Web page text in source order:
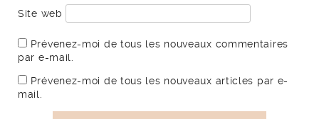
Site web
Prévenez-moi de tous les nouveaux commentaires
par e-mail.
Prévenez-moi de tous les nouveaux articles par e-
mail.